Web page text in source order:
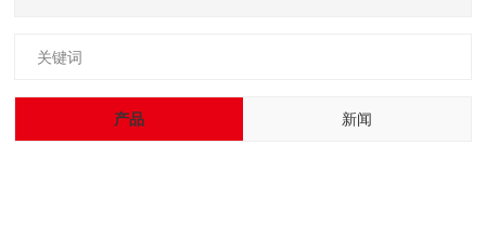
人才招聘
关键词
产品 新闻